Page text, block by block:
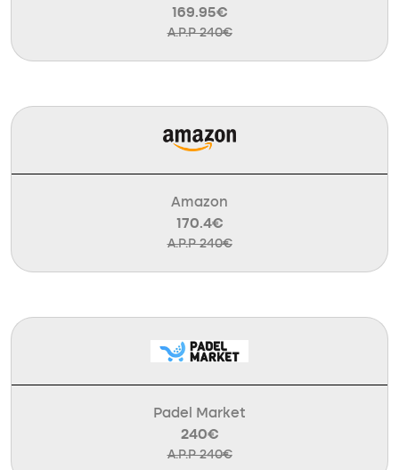
169.95€
A.P.P 240€
Amazon
170.4€
A.P.P 240€
Padel Market
240€
A.P.P 240€